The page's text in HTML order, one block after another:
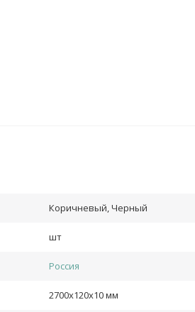
Коричневый, Черный
шт
Россия
2700х120х10 мм